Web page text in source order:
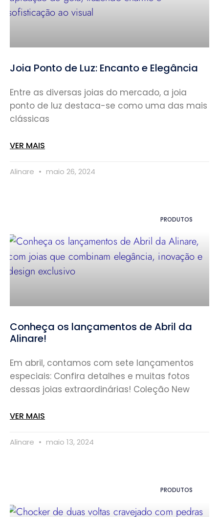
Joia Ponto de Luz: Encanto e Elegância
Entre as diversas joias do mercado, a joia
ponto de luz destaca-se como uma das mais
clássicas
VER MAIS
Alinare maio 26, 2024
PRODUTOS
Conheça os lançamentos de Abril da
Alinare!
Em abril, contamos com sete lançamentos
especiais: Confira detalhes e muitas fotos
dessas joias extraordinárias! Coleção New
VER MAIS
Alinare maio 13, 2024
PRODUTOS